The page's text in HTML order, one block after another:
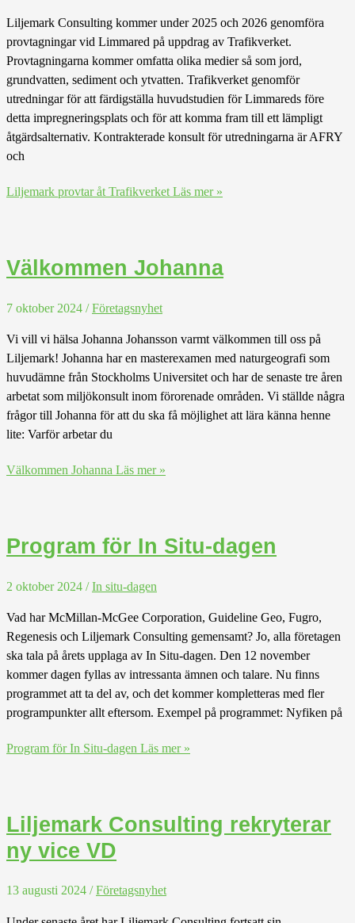
Liljemark Consulting kommer under 2025 och 2026 genomföra
provtagningar vid Limmared på uppdrag av Trafikverket.
Provtagningarna kommer omfatta olika medier så som jord,
grundvatten, sediment och ytvatten. Trafikverket genomför
utredningar för att färdigställa huvudstudien för Limmareds före
detta impregneringsplats och för att komma fram till ett lämpligt
åtgärdsalternativ. Kontrakterade konsult för utredningarna är AFRY
och
Liljemark provtar åt TrafikverketLäs mer »
Välkommen Johanna
7 oktober 2024 /Företagsnyhet
Vi vill vi hälsa Johanna Johansson varmt välkommen till oss på
Liljemark! Johanna har en masterexamen med naturgeografi som
huvudämne från Stockholms Universitet och har de senaste tre åren
arbetat som miljökonsult inom förorenade områden. Vi ställde några
frågor till Johanna för att du ska få möjlighet att lära känna henne
lite: Varför arbetar du
Välkommen Johanna Läs mer »
Program för In Situ-dagen
2 oktober 2024 /In situ-dagen
Vad har McMillan-McGee Corporation, Guideline Geo, Fugro,
Regenesis och Liljemark Consulting gemensamt? Jo, alla företagen
ska tala på årets upplaga av In Situ-dagen. Den 12 november
kommer dagen fyllas av intressanta ämnen och talare. Nu finns
programmet att ta del av, och det kommer kompletteras med fler
programpunkter allt eftersom. Exempel på programmet: Nyfiken på
Program för In Situ-dagen Läs mer »
Liljemark Consulting rekryterar
ny vice VD
13 augusti 2024 /Företagsnyhet